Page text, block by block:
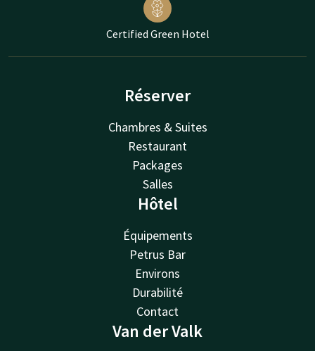
Certified Green Hotel
Réserver
Chambres & Suites
Restaurant
Packages
Salles
Hôtel
Équipements
Petrus Bar
Environs
Durabilité
Contact
Van der Valk